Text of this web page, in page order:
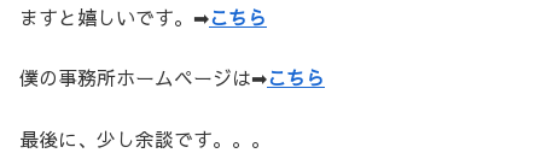
ますと嬉しいです。➡こちら
僕の事務所ホームページは➡こちら
最後に、少し余談です。。。